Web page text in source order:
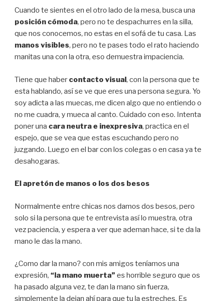
Cuando te sientes en el otro lado de la mesa, busca una
posición cómoda, pero no te despachurres en la silla,
que nos conocemos, no estas en el sofá de tu casa. Las
manos visibles, pero no te pases todo el rato haciendo
manitas una con la otra, eso demuestra impaciencia.
Tiene que haber contacto visual, con la persona que te
esta hablando, así se ve que eres una persona segura. Yo
soy adicta a las muecas, me dicen algo que no entiendo o
no me cuadra, y mueca al canto. Cuidado con eso. Intenta
poner una cara neutra e inexpresiva, practica en el
espejo, que se vea que estas escuchando pero no
juzgando. Luego en el bar con los colegas o en casa ya te
desahogaras.
El apretón de manos o los dos besos
Normalmente entre chicas nos damos dos besos, pero
solo si la persona que te entrevista así lo muestra, otra
vez paciencia, y espera a ver que ademan hace, si te da la
mano le das la mano.
¿Como dar la mano? con mis amigos teníamos una
expresión, “la mano muerta” es horrible seguro que os
ha pasado alguna vez, te dan la mano sin fuerza,
simplemente la dejan ahí para que tu la estreches. Es